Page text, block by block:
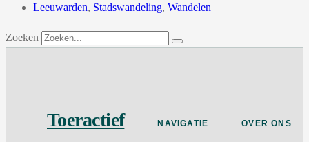
Leeuwarden, Stadswandeling, Wandelen
Zoeken
Toeractief NAVIGATIE OVER ONS